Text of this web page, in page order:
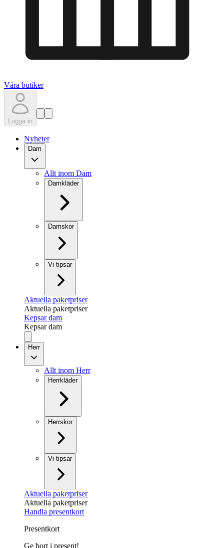
Våra butiker
Logga in
Nyheter
Dam
Allt inom Dam
Damkläder
Damskor
Vi tipsar
Aktuella paketpriser
Aktuella paketpriser
Kepsar dam
Kepsar dam
Herr
Allt inom Herr
Herrkläder
Herrskor
Vi tipsar
Aktuella paketpriser
Aktuella paketpriser
Handla presentkort
Presentkort
Ge bort i present!